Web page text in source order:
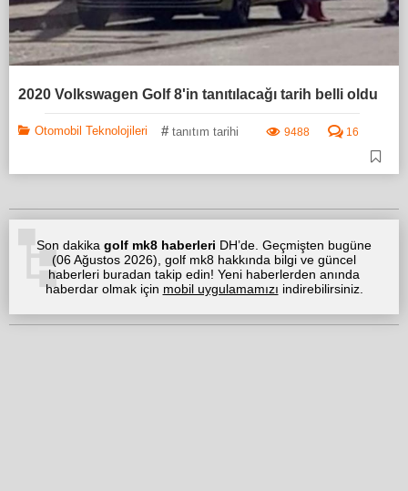
2020 Volkswagen Golf 8'in tanıtılacağı tarih belli oldu
Otomobil Teknolojileri # tanıtım tarihi 9488 16
Son dakika golf mk8 haberleri DH’de. Geçmişten bugüne
(06 Ağustos 2026), golf mk8 hakkında bilgi ve güncel
haberleri buradan takip edin! Yeni haberlerden anında
haberdar olmak için mobil uygulamamızı indirebilirsiniz.